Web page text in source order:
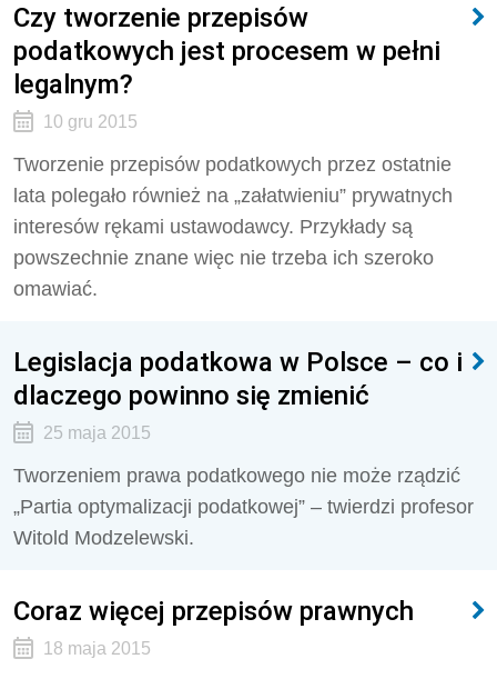
Czy tworzenie przepisów
podatkowych jest procesem w pełni
legalnym?
10 gru 2015
Tworzenie przepisów podatkowych przez ostatnie
lata polegało również na „załatwieniu” prywatnych
interesów rękami ustawodawcy. Przykłady są
powszechnie znane więc nie trzeba ich szeroko
omawiać.
Legislacja podatkowa w Polsce – co i
dlaczego powinno się zmienić
25 maja 2015
Tworzeniem prawa podatkowego nie może rządzić
„Partia optymalizacji podatkowej” – twierdzi profesor
Witold Modzelewski.
Coraz więcej przepisów prawnych
18 maja 2015